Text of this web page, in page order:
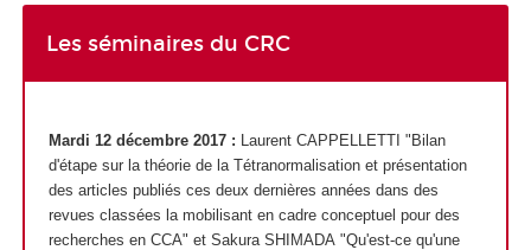
Les séminaires du CRC
Mardi 12 décembre 2017 : Laurent CAPPELLETTI "Bilan
d'étape sur la théorie de la Tétranormalisation et présentation
des articles publiés ces deux dernières années dans des
revues classées la mobilisant en cadre conceptuel pour des
recherches en CCA" et Sakura SHIMADA "Qu'est-ce qu'une